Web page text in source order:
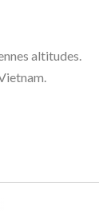
altitudes.